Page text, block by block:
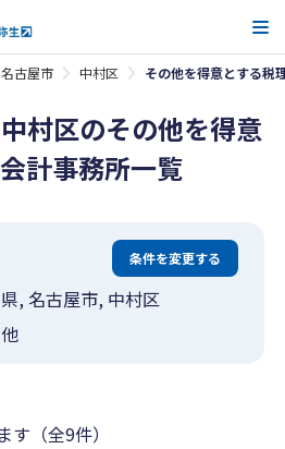
名古屋市 中村区 その他を得意とする税
村区のその他を得意
計事務所一覧
条件を変更する
, 名古屋市, 中村区
す（全9件）